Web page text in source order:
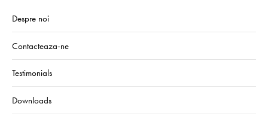
Despre noi
Contacteaza-ne
Testimonials
Downloads